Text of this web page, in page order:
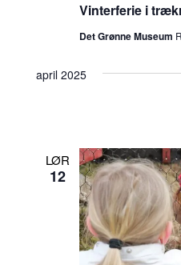
Vinterferie i
Det Grønne Museum
april 2025
LØR
12